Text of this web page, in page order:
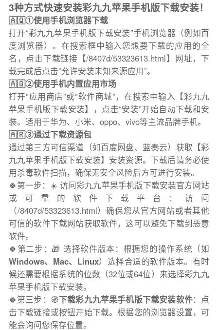
3种方式快速安装彩九九苹果手机版下载安装！
🇦🇶①使用手机浏览器下载
打开“彩九九苹果手机版下载安装”手机浏览器（例如百
度浏览器）。在搜索框中输入您想要下载的应用的全
名，点击下载链接【/8407d/53323613.html】网址，下
载完成后点击“允许安装未知来源应用”。
🇦🇬②使用手机内置应用市场
打开“应用商店”或“软件商城”，在搜索中输入【彩九九
苹果手机版下载安装】，点击“安装”开始自动下载和安
装。适用于华为、小米、oppo、vivo等主流品牌手机。
🇦🇷③通过下载资源包
通过第三方可信渠道（如百度网盘、蓝奏云）获取【彩
九九苹果手机版下载安装】安装资源。下载后请务必使
用杀毒软件扫描，确保无安全风险后方可进行安装。
🍀第一步：☀️ 访问彩九九苹果手机版下载安装官方网站
或可靠的软件下载平台：访问
（/8407d/53323613.html）确保您从官方网站或者其他
可信的软件下载网站获取软件，这可以避免下载到恶意
软件。
🍀第二步：🎁 选择软件版本：根据您的操作系统（如
Windows、Mac、Linux）选择合适的软件版本。有时
候还需要根据系统的位数（32位或64位）来选择彩九九
苹果手机版下载安装。
🍀第三步：🧭下载彩九九苹果手机版下载安装软件：点
击下载链接或按钮开始下载。根据您的浏览器设置，可
能会询问您保存位置。